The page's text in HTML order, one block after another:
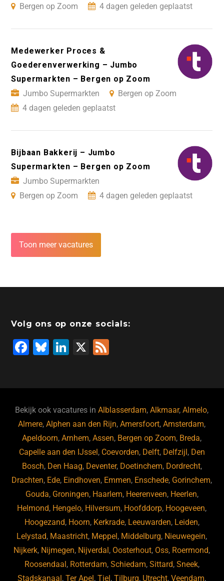
Bergen op Zoom
4 dagen geleden geplaatst
Medewerker Proces &
Goederenverwerking – Jumbo
Supermarkten – Bergen op Zoom
Jumbo Supermarkten
Bergen op Zoom
4 dagen geleden geplaatst
Bijbaan Bakkerij – Jumbo
Supermarkten – Bergen op Zoom
Jumbo Supermarkten
Bergen op Zoom
4 dagen geleden geplaatst
Toon meer vacatures
Volg ons op onze socials:
F
b
o
o
k
Bl
ky
Li
dI
n
X
Bekijk ook vacatures inAlblasserdam,Alkmaar,Almelo,
Almere,Alphen aan den Rijn,Amersfoort,Amsterdam,
Apeldoorn,Arnhem,Assen, Bergen op Zoom, Breda,
Capelle aan den IJssel , Coevorden, Delft, Delfzijl , Den
Bosch, Den Haag, Deventer, Doetinchem, Dordrecht,
Drachten, Ede, Eindhoven, Emmen, Enschede, Gorinchem,
Gouda, Groningen, Haarlem, Heerenveen, Heerlen,
Helmond, Hengelo, Hilversum, Hoofddorp, Hoogeveen,
Hoogezand, Hoorn, Kerkrade, Leeuwarden, Leiden,
Lelystad, Maastricht, Meppel , Middelburg, Nieuwegein,
Nijkerk, Nijmegen, Nijverdal , Oosterhout, Oss, Roermond,
Roosendaal , Rotterdam, Schiedam, Sittard, Sneek,
Stadskanaal ,Ter Apel ,Tiel ,Tilburg, Utrecht,Veendam,